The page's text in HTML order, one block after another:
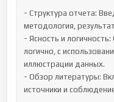
- Структура отчета:
методология,
- Ясность и
логично, с
иллюстрации данных.
- Обзор литературы:
источники и